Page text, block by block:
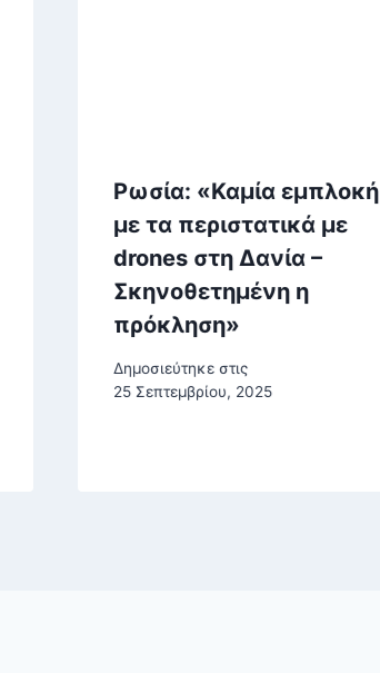
Ρωσία: «Καμία εμπλοκή
με τα περιστατικά με
drones στη Δανία –
Σκηνοθετημένη η
πρόκληση»
Δημοσιεύτηκε στις
25 Σεπτεμβρίου, 2025